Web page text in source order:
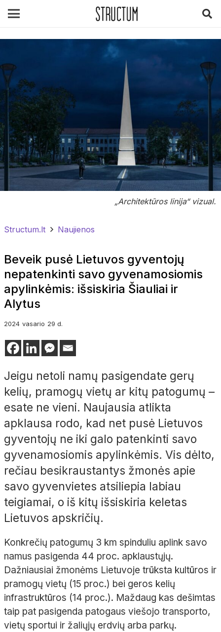
„Architektūros linija“ vizual.
Structum.lt Naujienos
Beveik pusė Lietuvos gyventojų
nepatenkinti savo gyvenamosiomis
apylinkėmis: išsiskiria Šiauliai ir
Alytus
2024 vasario 29 d.
Jeigu netoli namų pasigendate gerų
kelių, pramogų vietų ar kitų patogumų –
esate ne vieni. Naujausia atlikta
apklausa rodo, kad net pusė Lietuvos
gyventojų ne iki galo patenkinti savo
gyvenamosiomis apylinkėmis. Vis dėlto,
rečiau besikraustantys žmonės apie
savo gyvenvietes atsiliepia labiau
teigiamai, o iš kitų išsiskiria keletas
Lietuvos apskričių.
Konkrečių patogumų 3 km spinduliu aplink savo
namus pasigenda 44 proc. apklaustųjų.
Dažniausiai žmonėms Lietuvoje trūksta kultūros ir
pramogų vietų (15 proc.) bei geros kelių
infrastruktūros (14 proc.). Maždaug kas dešimtas
taip pat pasigenda patogaus viešojo transporto,
vietų sportui ir žaliųjų erdvių arba parkų.